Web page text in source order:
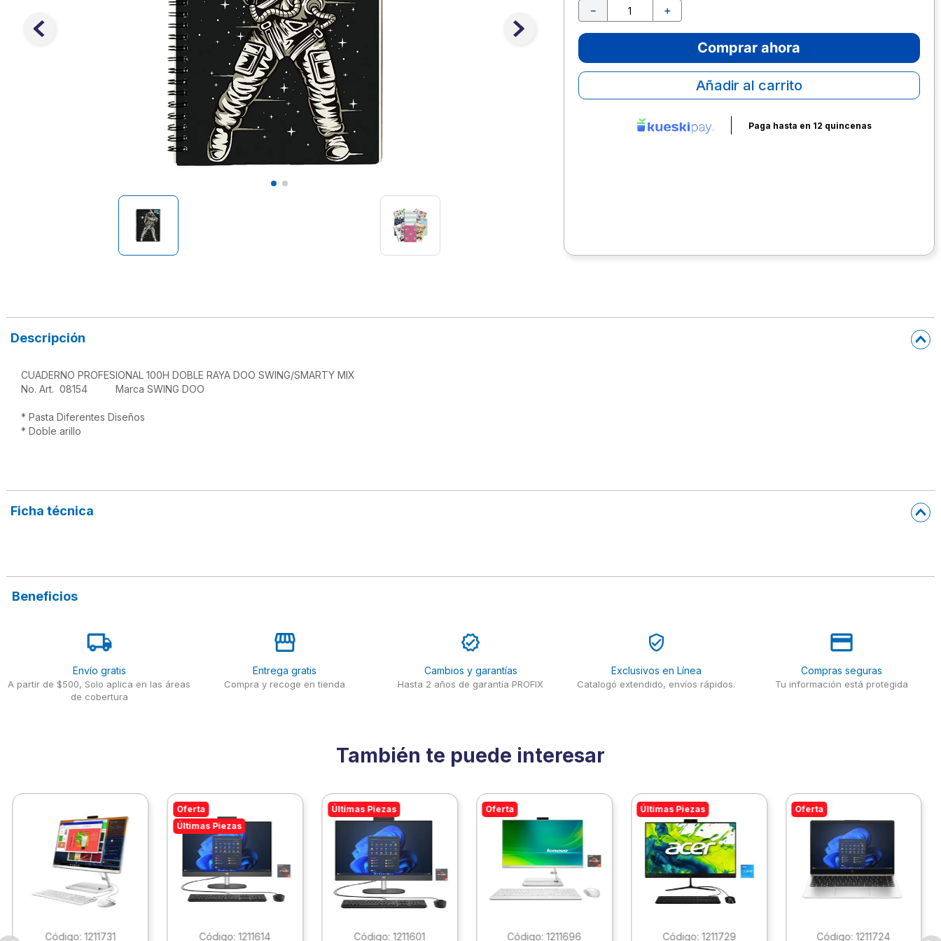
＋
－
Comprar ahora
Añadir al carrito
Paga hasta en 12 quincenas
Descripción
CUADERNO PROFESIONAL 100H DOBLE RAYA DOO SWING/SMARTY MIX
No. Art.  08154          Marca SWING DOO
* Pasta Diferentes Diseños
* Doble arillo
Ficha técnica
Beneficios
Envío gratis
A partir de $500, Solo aplica en las áreas
de cobertura
Entrega gratis
Compra y recoge en tienda
Cambios y garantías
Hasta 2 años de garantía PROFIX
Exclusivos en Línea
Catalogó extendido, envíos rápidos.
Compras seguras
Tu información está protegida
También te puede interesar
:1211731
Oferta
Últimas Piezas
:1211614
Últimas Piezas
:1211601
Oferta
:1211696
Últimas Piezas
: 1211729
Oferta
:1211724
10. escolar